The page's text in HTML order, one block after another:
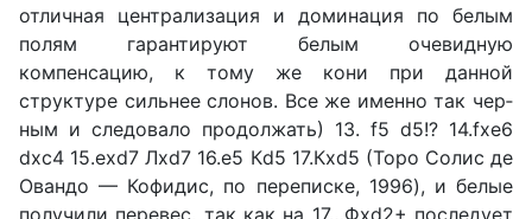
отличная централизация и доминация по белым
полям га­рантируют белым очевидную
компенсацию, к тому же кони при данной
структуре сильнее слонов. Все же именно так чер­
ным и следовало продолжать) 13. f5 d5!? 14.fxe6
dxc4 15.exd7 Лxd7 16.e5 Кd5 17.Кxd5 (Topo Солис де
Овандо — Кофидис, по переписке, 1996), и белые